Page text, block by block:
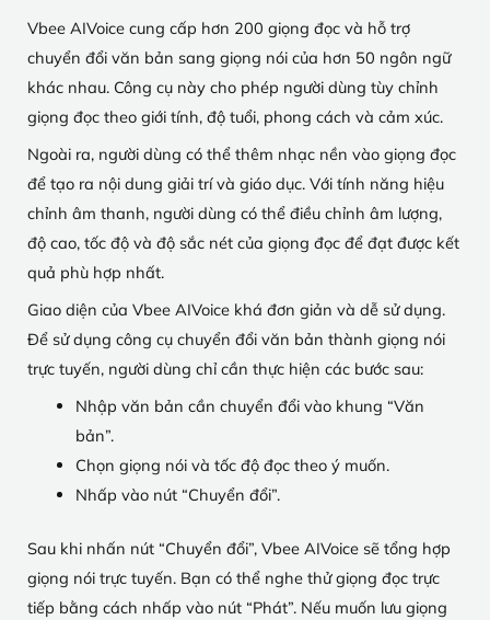
Vbee AIVoice cung cấp hơn 200 giọng đọc và hỗ trợ
chuyển đổi văn bản sang giọng nói của hơn 50 ngôn ngữ
khác nhau. Công cụ này cho phép người dùng tùy chỉnh
giọng đọc theo giới tính, độ tuổi, phong cách và cảm xúc.
Ngoài ra, người dùng có thể thêm nhạc nền vào giọng đọc
để tạo ra nội dung giải trí và giáo dục. Với tính năng hiệu
chỉnh âm thanh, người dùng có thể điều chỉnh âm lượng,
độ cao, tốc độ và độ sắc nét của giọng đọc để đạt được kết
quả phù hợp nhất.
Giao diện của Vbee AIVoice khá đơn giản và dễ sử dụng.
Để sử dụng công cụ chuyển đổi văn bản thành giọng nói
trực tuyến, người dùng chỉ cần thực hiện các bước sau:
Nhập văn bản cần chuyển đổi vào khung “Văn
bản”.
Chọn giọng nói và tốc độ đọc theo ý muốn.
Nhấp vào nút “Chuyển đổi”.
Sau khi nhấn nút “Chuyển đổi”, Vbee AIVoice sẽ tổng hợp
giọng nói trực tuyến. Bạn có thể nghe thử giọng đọc trực
tiếp bằng cách nhấp vào nút “Phát”. Nếu muốn lưu giọng